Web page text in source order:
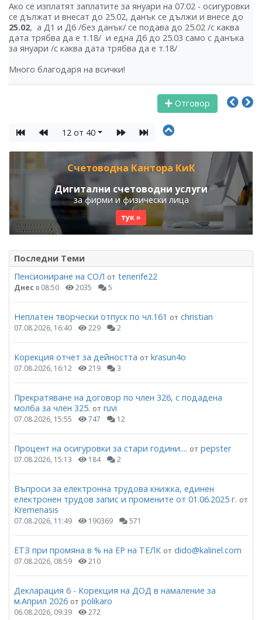
Ако се изплатят заплатите за януари на 07.02 - осигуровки
се дължат и внесат до 25.02, данък се дължи и внесе до
25.02, а Д1 и Д6 /без данък/ се подава до 25.02 /с каква
дата трябва да е т.18/ и една Д6 до 25.03 само с данъка
за януари /с каква дата трябва да е т.18/
Много благодаря на всички!
Отговор
12 от 40
Счетоводна Кантора КиК
Дигитални счетоводни услуги
за фирми и физически лица
тук »
Последни Теми
Пенсиониране на СОЛ от tenerife22
Днес в 08:50 2035 5
Неплатен творчески отпуск по чл.161 от christian
07.08.2026, 16:40 229 2
Корекция отчет за дейността от krasun4o
07.08.2026, 16:12 219 3
Прекратяване на договор по член 326, с подадена
молба за член 325. от ruvi
07.08.2026, 15:55 747 12
Процент на осигуровки за стари години.... от pepster
07.08.2026, 15:13 184 2
Въпроси за електронна трудова книжка, единен
електронен трудов запис и промените от 01.06.2025 г. от
Kremenasis
07.08.2026, 11:49 190369 571
ЕТЗ при промяна в % на ЕР на ТЕЛК от dido@kalinel.com
07.08.2026, 08:59 210
Декларация 6 - Корекция на ДОД в намаление за
м.Април 2026 от polikaro
06.08.2026, 09:39 272